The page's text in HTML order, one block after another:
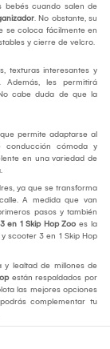
bebés cuando salen de
. No obstante, su
se coloca fácilmente en
y cierre de velcro.
texturas interesantes y
Además, les permitirá
cabe duda de que la
permite adaptarse al
conducción cómoda y
en una variedad de
ya que se transforma
A medida que van
pasos y también
en 1 Skip Hop Zoo es la
scooter 3 en 1 Skip Hop
lealtad de millones de
están respaldados por
las mejores opciones
complementar tu